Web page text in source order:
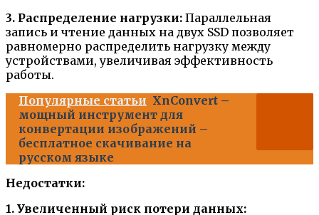
3. Распределение нагрузки: Параллельная
запись и чтение данных на двух SSD позволяет
равномерно распределить нагрузку между
устройствами, увеличивая эффективность
работы.
Популярные статьи XnConvert –
мощный инструмент для
конвертации изображений –
бесплатное скачивание на
русском языке
Недостатки:
1. Увеличенный риск потери данных: